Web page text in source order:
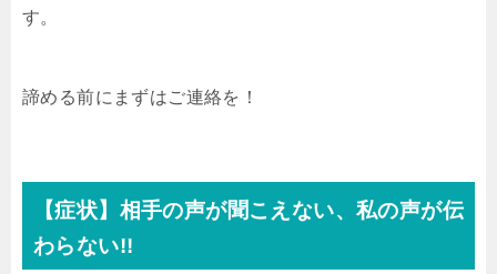
す。
諦める前にまずはご連絡を！
【症状】相手の声が聞こえない、私の声が伝
わらない!!